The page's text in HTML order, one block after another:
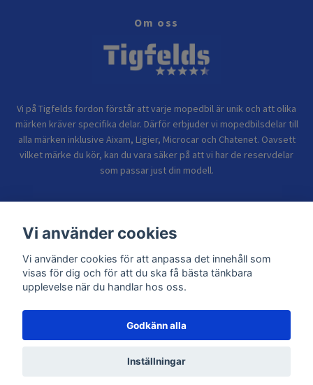
Om oss
Vi på Tigfelds fordon förstår att varje mopedbil är unik och att olika
märken kräver specifika delar. Därför erbjuder vi mopedbilsdelar till
alla märken inklusive Aixam, Ligier, Microcar och Chatenet. Oavsett
vilket märke du kör, kan du vara säker på att vi har de reservdelar
som passar just din modell.
Sidor
© 2026 TIGFELDS FORDON
Vi använder cookies
Vi använder cookies för att anpassa det innehåll som
visas för dig och för att du ska få bästa tänkbara
upplevelse när du handlar hos oss.
Godkänn alla
Inställningar